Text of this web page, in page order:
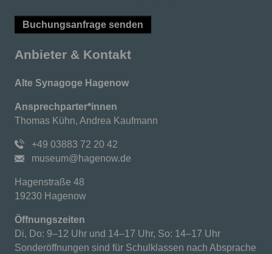
Buchungsanfrage senden
Anbieter & Kontakt
Alte Synagoge Hagenow
Ansprechparter*innen
Thomas Kühn, Andrea Kaufmann
+49 03883 72 20 42
museum@hagenow.de
Hagenstraße 48
19230 Hagenow
Öffnungszeiten
Di, Do: 9–12 Uhr und 14–17 Uhr, So: 14–17 Uhr
Sonderöffnungen sind für Schulklassen nach Absprache